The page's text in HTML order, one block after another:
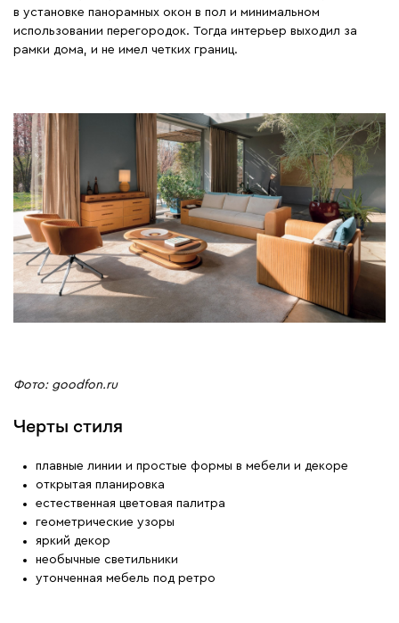
в установке панорамных окон в пол и минимальном
использовании перегородок. Тогда интерьер выходил за
рамки дома, и не имел четких границ.
Фото: goodfon.ru
Черты стиля
плавные линии и простые формы в мебели и декоре
открытая планировка
естественная цветовая палитра
геометрические узоры
яркий декор
необычные светильники
утонченная мебель под ретро